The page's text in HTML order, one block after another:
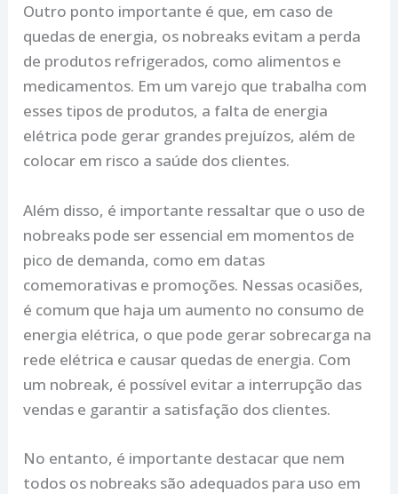
Outro ponto importante é que, em caso de
quedas de energia, os nobreaks evitam a perda
de produtos refrigerados, como alimentos e
medicamentos. Em um varejo que trabalha com
esses tipos de produtos, a falta de energia
elétrica pode gerar grandes prejuízos, além de
colocar em risco a saúde dos clientes.
Além disso, é importante ressaltar que o uso de
nobreaks pode ser essencial em momentos de
pico de demanda, como em datas
comemorativas e promoções. Nessas ocasiões,
é comum que haja um aumento no consumo de
energia elétrica, o que pode gerar sobrecarga na
rede elétrica e causar quedas de energia. Com
um nobreak, é possível evitar a interrupção das
vendas e garantir a satisfação dos clientes.
No entanto, é importante destacar que nem
todos os nobreaks são adequados para uso em